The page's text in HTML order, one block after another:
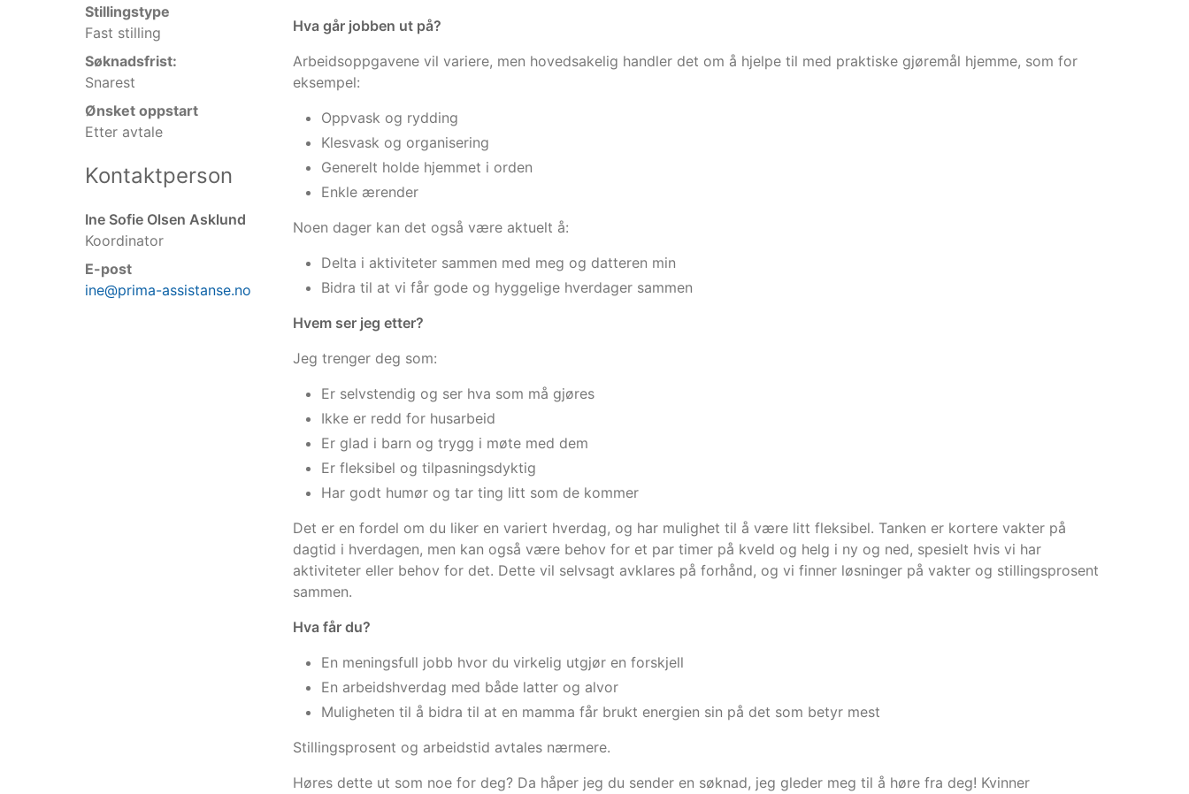
Stillingstype
Fast stilling
Søknadsfrist:
Snarest
Ønsket oppstart
Etter avtale
Kontaktperson
Ine Sofie Olsen Asklund
Koordinator
E-post
ine@prima-assistanse.no
Hva går jobben ut på?
Arbeidsoppgavene vil variere, men hovedsakelig handler det om å hjelpe til med praktiske gjøremål hjemme, som for
eksempel:
Oppvask og rydding
Klesvask og organisering
Generelt holde hjemmet i orden
Enkle ærender
Noen dager kan det også være aktuelt å:
Delta i aktiviteter sammen med meg og datteren min
Bidra til at vi får gode og hyggelige hverdager sammen
Hvem ser jeg etter?
Jeg trenger deg som:
Er selvstendig og ser hva som må gjøres
Ikke er redd for husarbeid
Er glad i barn og trygg i møte med dem
Er fleksibel og tilpasningsdyktig
Har godt humør og tar ting litt som de kommer
Det er en fordel om du liker en variert hverdag, og har mulighet til å være litt fleksibel. Tanken er kortere vakter på
dagtid i hverdagen, men kan også være behov for et par timer på kveld og helg i ny og ned, spesielt hvis vi har
aktiviteter eller behov for det. Dette vil selvsagt avklares på forhånd, og vi finner løsninger på vakter og stillingsprosent
sammen.
Hva får du?
En meningsfull jobb hvor du virkelig utgjør en forskjell
En arbeidshverdag med både latter og alvor
Muligheten til å bidra til at en mamma får brukt energien sin på det som betyr mest
Stillingsprosent og arbeidstid avtales nærmere.
Høres dette ut som noe for deg? Da håper jeg du sender en søknad, jeg gleder meg til å høre fra deg! Kvinner